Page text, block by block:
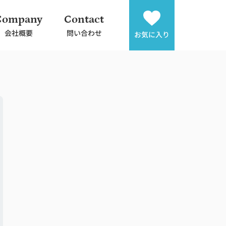
会社概要
Contact
問い合わせ お気に入り